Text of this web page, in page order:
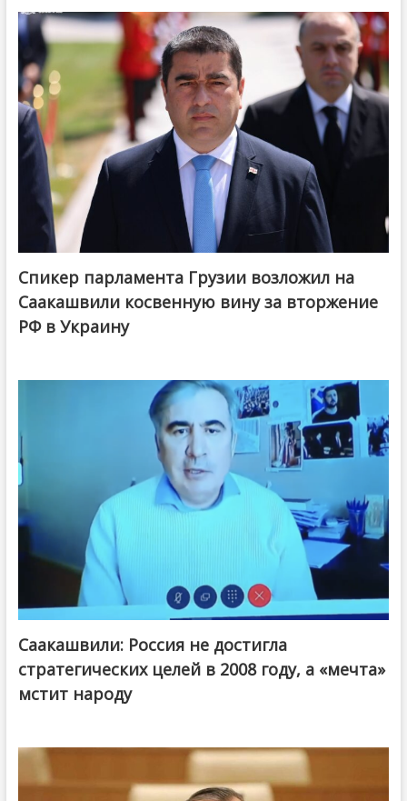
Спикер парламента Грузии возложил на
Саакашвили косвенную вину за вторжение
РФ в Украину
Саакашвили: Россия не достигла
стратегических целей в 2008 году, а «мечта»
мстит народу